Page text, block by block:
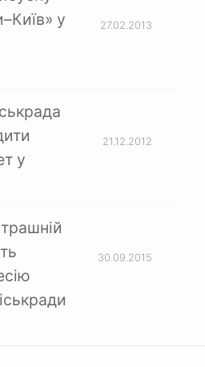
у
27.02.2013
у
21.12.2012
30.09.2015